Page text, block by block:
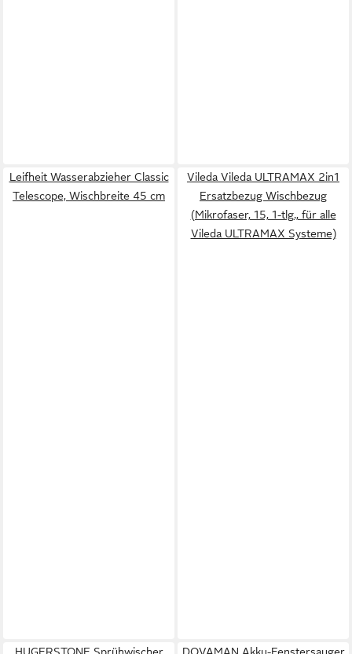
Leifheit Wasserabzieher Classic
Telescope, Wischbreite 45 cm
Vileda Vileda ULTRAMAX 2in1
Ersatzbezug Wischbezug
(Mikrofaser, 15, 1-tlg., für alle
Vileda ULTRAMAX Systeme)